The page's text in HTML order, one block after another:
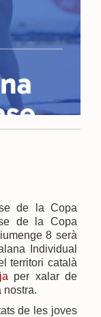
de la Copa
de la Copa
8 serà
Individual
territori català
per xalar de
nostra.
de les joves